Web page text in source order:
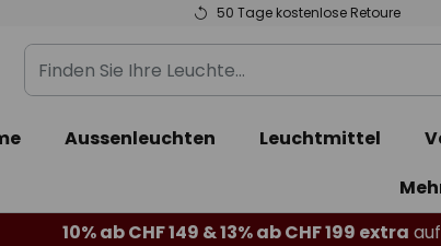
50 Tage kostenlose Retoure
Finden
Sie
Leuchte...
Aussenleuchten Leuchtmittel
10% ab CHF 149 & 13% ab CHF 199 extra